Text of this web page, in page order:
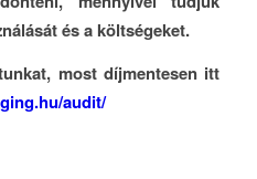
és a költségeket.
most díjmentesen itt
audit/